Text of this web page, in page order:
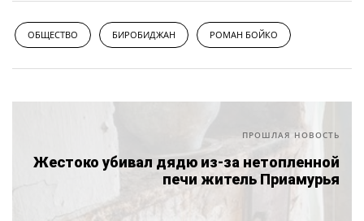
ОБЩЕСТВО БИРОБИДЖАН РОМАН БОЙКО
ПРОШЛАЯ НОВОСТЬ
Жестоко убивал дядю из-за нетопленной
печи житель Приамурья